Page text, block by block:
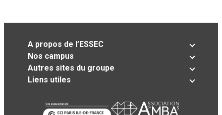
A propos de l’ESSEC
Nos campus
Autres sites du groupe
Liens utiles